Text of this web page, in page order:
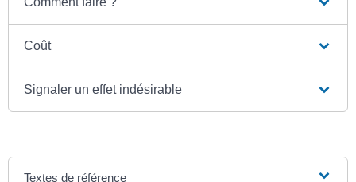
Coût
Signaler un effet indésirable
Textes de référence